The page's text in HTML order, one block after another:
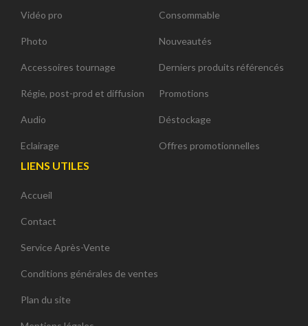
Vidéo pro
Photo
Accessoires tournage
Régie, post-prod et diffusion
Audio
Eclairage
Consommable
Nouveautés
Derniers produits référencés
Promotions
Déstockage
Offres promotionnelles
LIENS UTILES
Accueil
Contact
Service Après-Vente
Conditions générales de ventes
Plan du site